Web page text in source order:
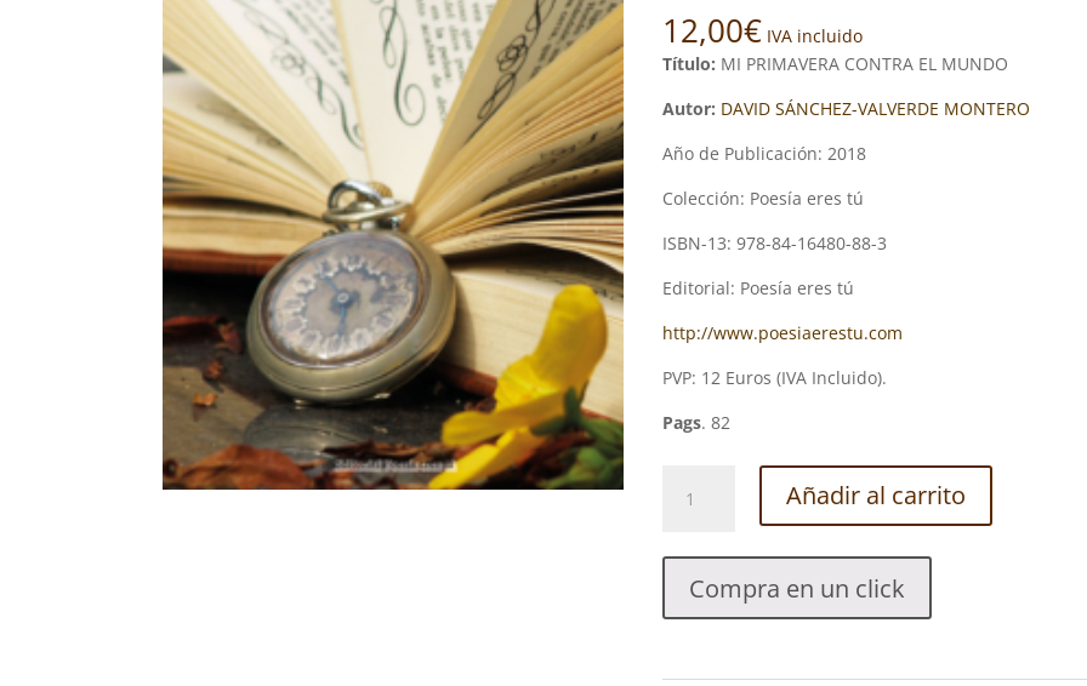
12,00€ IVA incluido
Título: MI PRIMAVERA CONTRA EL MUNDO
Autor: DAVID SÁNCHEZ-VALVERDE MONTERO
Año de Publicación: 2018
Colección: Poesía eres tú
ISBN-13: 978-84-16480-88-3
Editorial: Poesía eres tú
http://www.poesiaerestu.com
PVP: 12 Euros (IVA Incluido).
Pags. 82
PRIMAVERA
EL
MUNDO.
DAVID
VALVERDE
Añadir al carrito
Compra en un click